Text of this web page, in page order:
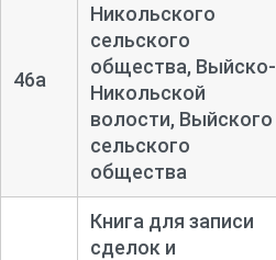
46а
Никольского
сельского
общества, Выйско-
Никольской
волости, Выйского
сельского
общества
Книга для записи
сделок и